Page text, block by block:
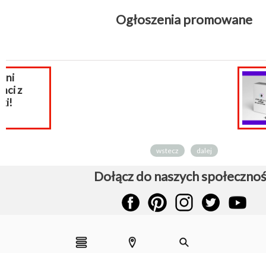
Ogłoszenia promowane
wstecz dalej
Dołącz do naszych